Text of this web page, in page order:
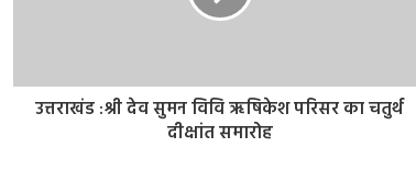
उत्तराखंड :श्री देव सुमन विवि ऋषिकेश परिसर का चतुर्थ
दीक्षांत समारोह